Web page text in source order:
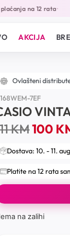
na 12 rata•
AKCIJA
Ovlašteni
7EF
KM100
Dostava: 10. - 11.
Platite na 12 rata
na zalihi